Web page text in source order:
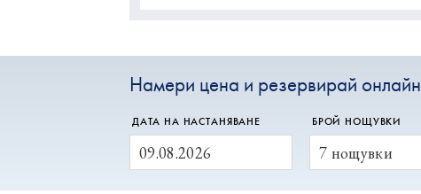
Намери цена и резервирай онлайн
ДАТА НА НАСТАНЯВАНЕ БРОЙ НОЩУВКИ